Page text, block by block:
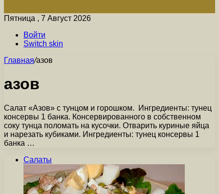
Пятница , 7 Август 2026
Войти
Switch skin
Главная/азов
азов
Салат «Азов» с тунцом и горошком. Ингредиенты: тунец
консервы 1 банка. Консервированного в собственном
соку тунца поломать на кусочки. Отварить куриные яйца
и нарезать кубиками. Ингредиенты: тунец консервы 1
банка …
Салаты